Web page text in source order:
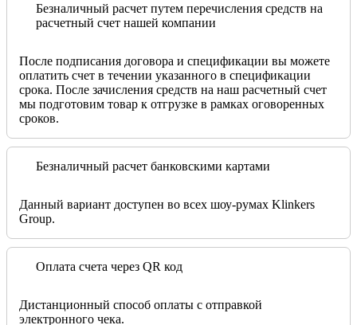
Безналичный расчет путем перечисления средств на
расчетный счет нашей компании
После подписания договора и спецификации вы можете
оплатить счет в течении указанного в спецификации
срока. После зачисления средств на наш расчетный счет
мы подготовим товар к отгрузке в рамках оговоренных
сроков.
Безналичный расчет банковскими картами
Данный вариант доступен во всех шоу-румах Klinkers
Group.
Оплата счета через QR код
Дистанционный способ оплаты с отправкой
электронного чека.